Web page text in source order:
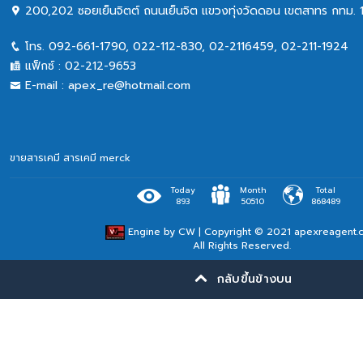
200,202 ซอยเย็นจิตต์ ถนนเย็นจิต แขวงทุ่งวัดดอน เขตสาทร กทม.
โทร. 092-661-1790, 022-112-830, 02-2116459, 02-211-1924
แฟ็กซ์ : 02-212-9653
E-mail : apex_re@hotmail.com
ขายสารเคมี สารเคมี merck
Engine by CW| Copyright © 2021
All Rights Reserved.
Today
893
Month
50510
Total
868489
กลับขึ้นข้างบน